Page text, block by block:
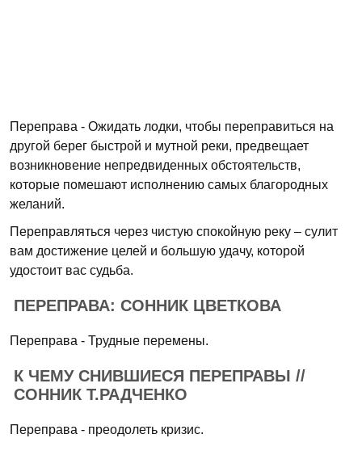
Переправа - Ожидать лодки, чтобы переправиться на
другой берег быстрой и мутной реки, предвещает
возникновение непредвиденных обстоятельств,
которые помешают исполнению самых благородных
желаний.
Переправляться через чистую спокойную реку – сулит
вам достижение целей и большую удачу, которой
удостоит вас судьба.
ПЕРЕПРАВА: СОННИК ЦВЕТКОВА
Переправа - Трудные перемены.
К ЧЕМУ СНИВШИЕСЯ ПЕРЕПРАВЫ //
СОННИК Т.РАДЧЕНКО
Переправа - преодолеть кризис.